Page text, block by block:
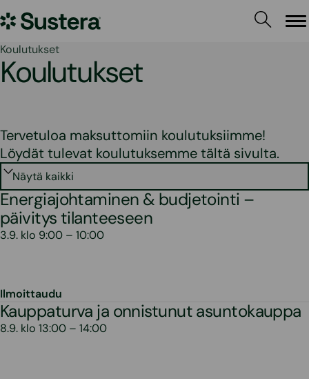
sisältöön
Sustera
Koulutukset
Koulutukset
Tervetuloa maksuttomiin koulutuksiimme!
Löydät tulevat koulutuksemme tältä sivulta.
Energiajohtaminen & budjetointi –
päivitys tilanteeseen
3.9. klo 9:00 – 10:00
Ilmoittaudu
Kauppaturva ja onnistunut asuntokauppa
8.9. klo 13:00 – 14:00